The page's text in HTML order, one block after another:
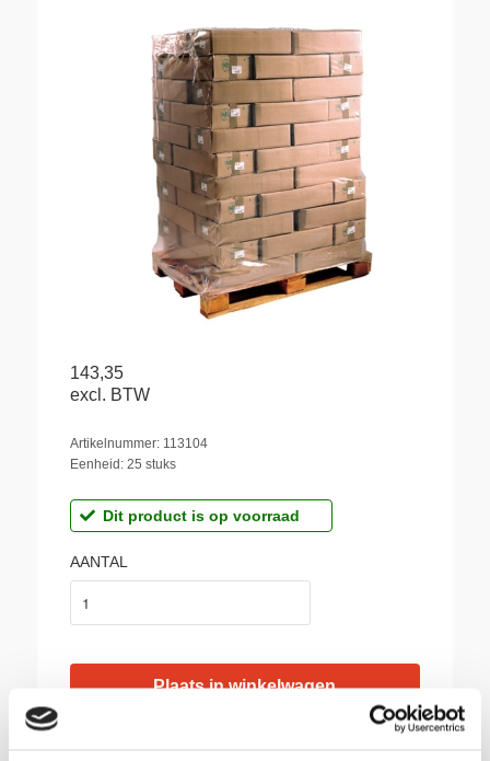
143,35
excl. BTW
Artikelnummer: 113104
Eenheid: 25 stuks
Dit product is op voorraad
AANTAL